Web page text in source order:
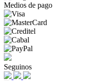
Medios de pago
Seguinos